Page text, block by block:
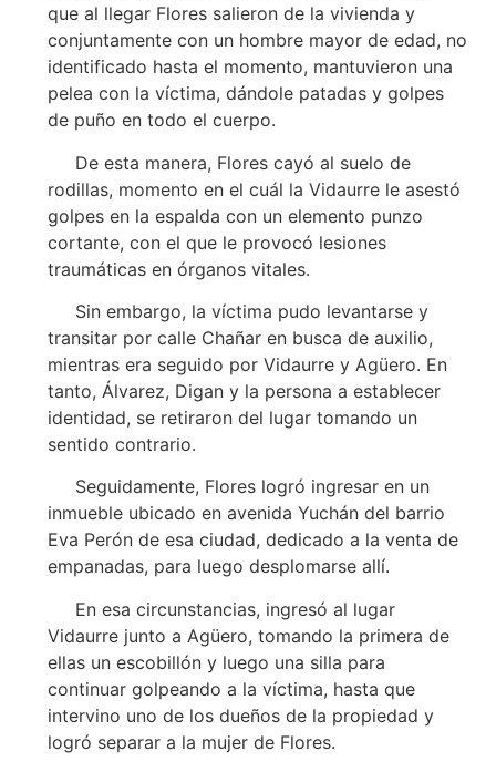
que al llegar Flores salieron de la vivienda y
conjuntamente con un hombre mayor de edad, no
identificado hasta el momento, mantuvieron una
pelea con la víctima, dándole patadas y golpes
de puño en todo el cuerpo.
De esta manera, Flores cayó al suelo de
rodillas, momento en el cuál la Vidaurre le asestó
golpes en la espalda con un elemento punzo
cortante, con el que le provocó lesiones
traumáticas en órganos vitales.
Sin embargo, la víctima pudo levantarse y
transitar por calle Chañar en busca de auxilio,
mientras era seguido por Vidaurre y Agüero. En
tanto, Álvarez, Digan y la persona a establecer
identidad, se retiraron del lugar tomando un
sentido contrario.
Seguidamente, Flores logró ingresar en un
inmueble ubicado en avenida Yuchán del barrio
Eva Perón de esa ciudad, dedicado a la venta de
empanadas, para luego desplomarse allí.
En esa circunstancias, ingresó al lugar
Vidaurre junto a Agüero, tomando la primera de
ellas un escobillón y luego una silla para
continuar golpeando a la víctima, hasta que
intervino uno de los dueños de la propiedad y
logró separar a la mujer de Flores.